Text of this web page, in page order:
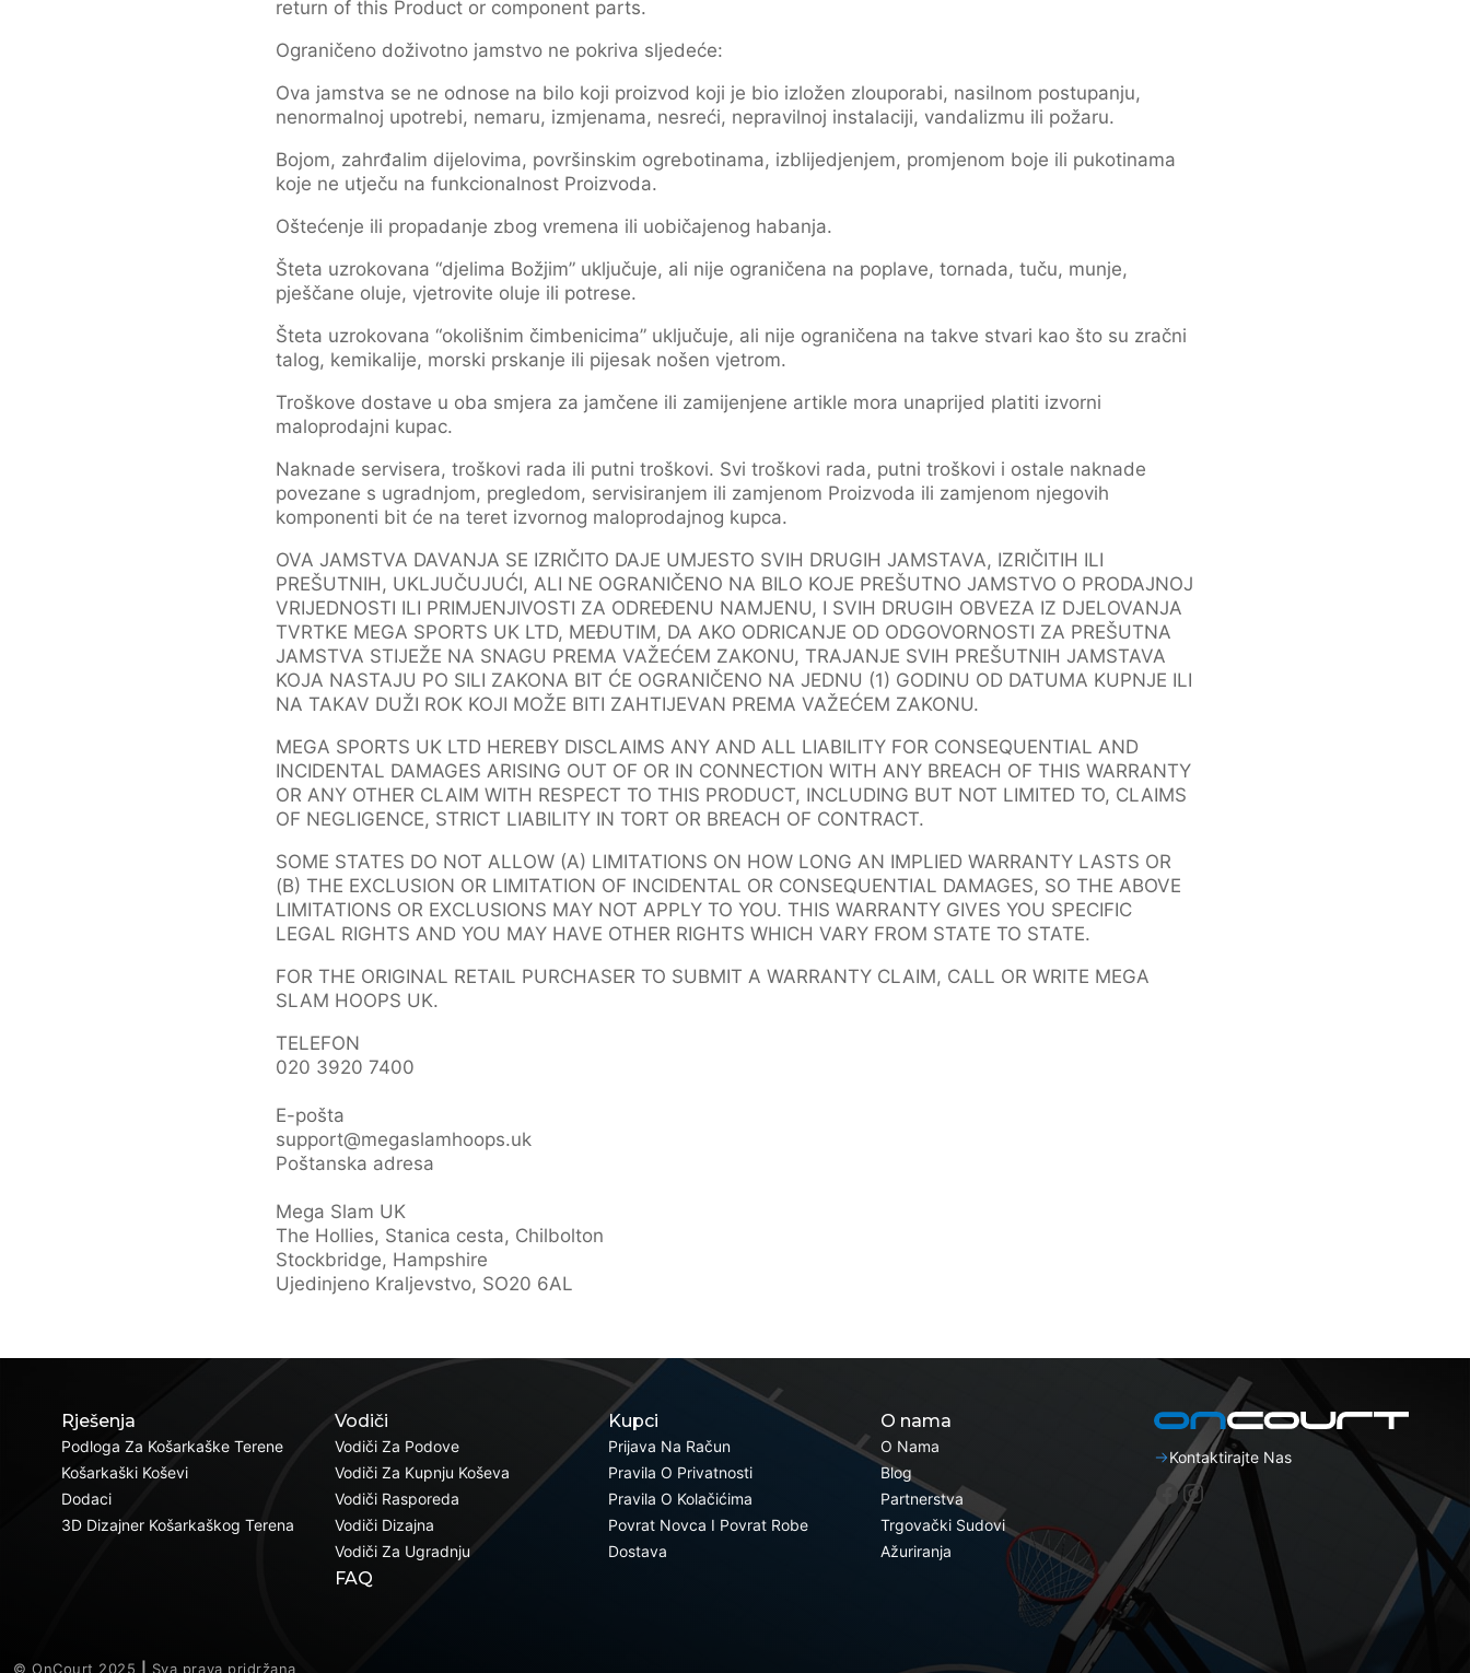
return of this Product or component parts.
Ograničeno doživotno jamstvo ne pokriva sljedeće:
Ova jamstva se ne odnose na bilo koji proizvod koji je bio izložen zlouporabi, nasilnom postupanju,
nenormalnoj upotrebi, nemaru, izmjenama, nesreći, nepravilnoj instalaciji, vandalizmu ili požaru.
Bojom, zahrđalim dijelovima, površinskim ogrebotinama, izblijedjenjem, promjenom boje ili pukotinama
koje ne utječu na funkcionalnost Proizvoda.
Oštećenje ili propadanje zbog vremena ili uobičajenog habanja.
Šteta uzrokovana “djelima Božjim” uključuje, ali nije ograničena na poplave, tornada, tuču, munje,
pješčane oluje, vjetrovite oluje ili potrese.
Šteta uzrokovana “okolišnim čimbenicima” uključuje, ali nije ograničena na takve stvari kao što su zračni
talog, kemikalije, morski prskanje ili pijesak nošen vjetrom.
Troškove dostave u oba smjera za jamčene ili zamijenjene artikle mora unaprijed platiti izvorni
maloprodajni kupac.
Naknade servisera, troškovi rada ili putni troškovi. Svi troškovi rada, putni troškovi i ostale naknade
povezane s ugradnjom, pregledom, servisiranjem ili zamjenom Proizvoda ili zamjenom njegovih
komponenti bit će na teret izvornog maloprodajnog kupca.
OVA JAMSTVA DAVANJA SE IZRIČITO DAJE UMJESTO SVIH DRUGIH JAMSTAVA, IZRIČITIH ILI
PREŠUTNIH, UKLJUČUJUĆI, ALI NE OGRANIČENO NA BILO KOJE PREŠUTNO JAMSTVO O PRODAJNOJ
VRIJEDNOSTI ILI PRIMJENJIVOSTI ZA ODREĐENU NAMJENU, I SVIH DRUGIH OBVEZA IZ DJELOVANJA
TVRTKE MEGA SPORTS UK LTD, MEĐUTIM, DA AKO ODRICANJE OD ODGOVORNOSTI ZA PREŠUTNA
JAMSTVA STIJEŽE NA SNAGU PREMA VAŽEĆEM ZAKONU, TRAJANJE SVIH PREŠUTNIH JAMSTAVA
KOJA NASTAJU PO SILI ZAKONA BIT ĆE OGRANIČENO NA JEDNU (1) GODINU OD DATUMA KUPNJE ILI
NA TAKAV DUŽI ROK KOJI MOŽE BITI ZAHTIJEVAN PREMA VAŽEĆEM ZAKONU.
MEGA SPORTS UK LTD HEREBY DISCLAIMS ANY AND ALL LIABILITY FOR CONSEQUENTIAL AND
INCIDENTAL DAMAGES ARISING OUT OF OR IN CONNECTION WITH ANY BREACH OF THIS WARRANTY
OR ANY OTHER CLAIM WITH RESPECT TO THIS PRODUCT, INCLUDING BUT NOT LIMITED TO, CLAIMS
OF NEGLIGENCE, STRICT LIABILITY IN TORT OR BREACH OF CONTRACT.
SOME STATES DO NOT ALLOW (A) LIMITATIONS ON HOW LONG AN IMPLIED WARRANTY LASTS OR
(B) THE EXCLUSION OR LIMITATION OF INCIDENTAL OR CONSEQUENTIAL DAMAGES, SO THE ABOVE
LIMITATIONS OR EXCLUSIONS MAY NOT APPLY TO YOU. THIS WARRANTY GIVES YOU SPECIFIC
LEGAL RIGHTS AND YOU MAY HAVE OTHER RIGHTS WHICH VARY FROM STATE TO STATE.
FOR THE ORIGINAL RETAIL PURCHASER TO SUBMIT A WARRANTY CLAIM, CALL OR WRITE MEGA
SLAM HOOPS UK.
TELEFON
020 3920 7400
E-pošta
support@megaslamhoops.uk
Poštanska adresa
Mega Slam UK
The Hollies, Stanica cesta, Chilbolton
Stockbridge, Hampshire
Ujedinjeno Kraljevstvo, SO20 6AL
Rješenja
Podloga Za Košarkaške Terene
Košarkaški Koševi
Dodaci
3D Dizajner Košarkaškog Terena
Vodiči
Vodiči Za Podove
Vodiči Za Kupnju Koševa
Vodiči Rasporeda
Vodiči Dizajna
Vodiči Za Ugradnju
FAQ
Kupci
Prijava Na Račun
Pravila O Privatnosti
Pravila O Kolačićima
Povrat Novca I Povrat Robe
Dostava
O nama
O Nama
Blog
Partnerstva
Trgovački Sudovi
Ažuriranja
Kontaktirajte Nas
Facebook
Instagram
© OnCourt 2025 Sva prava pridržana